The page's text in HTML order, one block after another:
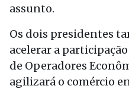
assunto.
Os dois presidentes
acelerar a
de Operadores
agilizará o comércio